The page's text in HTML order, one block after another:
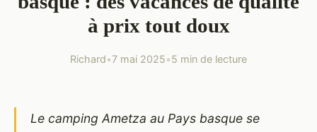
à prix tout doux
Richard•7 mai 2025•5 min de lecture
Le camping Ametza au Pays basque se